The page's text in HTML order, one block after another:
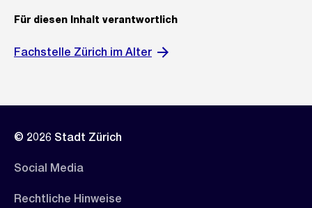
Für diesen Inhalt verantwortlich
Fachstelle Zürich im Alter
© 2026 Stadt Zürich
Social Media
Rechtliche Hinweise